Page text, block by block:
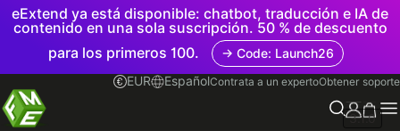
eExtend ya está disponible: chatbot, traducción e IA de
contenido en una sola suscripción. 50 % de descuento
para los primeros 100.
→ Code: Launch26
EUR
EspañolContrata a un expertoObtener soporte
3.1.0